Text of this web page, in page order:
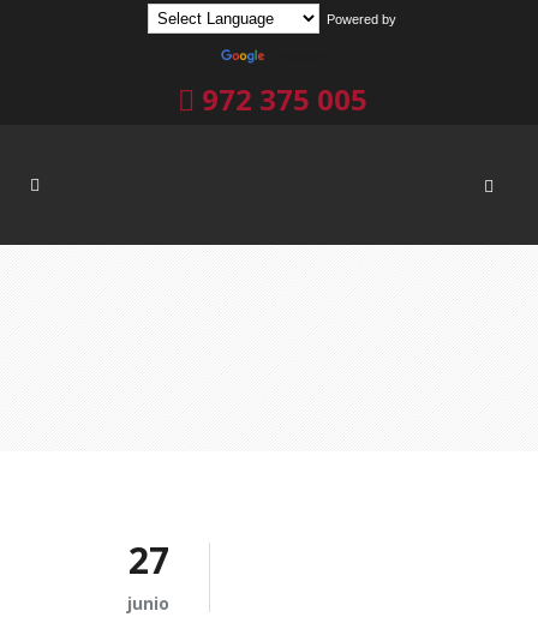
Powered by
972 375 005
27
junio